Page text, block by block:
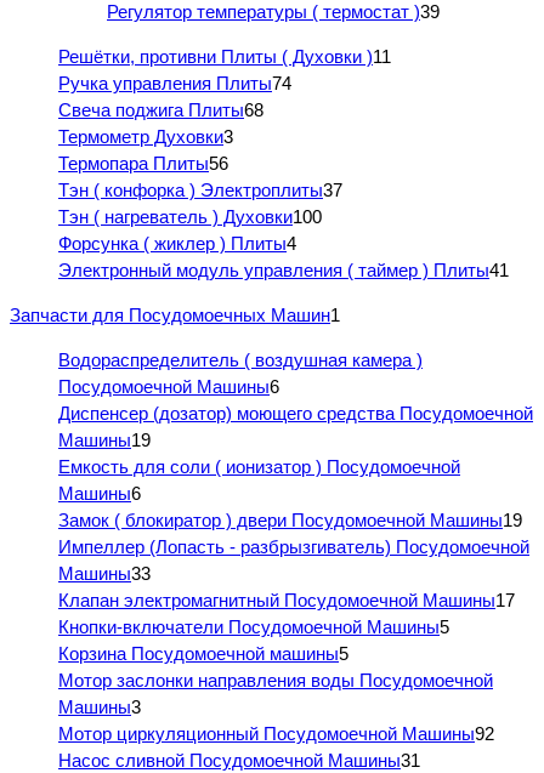
Регулятор температуры ( термостат )39
Решётки, противни Плиты ( Духовки )11
Ручка управления Плиты74
Свеча поджига Плиты68
Термометр Духовки3
Термопара Плиты56
Тэн ( конфорка ) Электроплиты37
Тэн ( нагреватель ) Духовки100
Форсунка ( жиклер ) Плиты4
Электронный модуль управления ( таймер ) Плиты41
Запчасти для Посудомоечных Машин1
Водораспределитель ( воздушная камера )
Посудомоечной Машины6
Диспенсер (дозатор) моющего средства Посудомоечной
Машины19
Емкость для соли ( ионизатор ) Посудомоечной
Машины6
Замок ( блокиратор ) двери Посудомоечной Машины19
Импеллер (Лопасть - разбрызгиватель) Посудомоечной
Машины33
Клапан электромагнитный Посудомоечной Машины17
Кнопки-включатели Посудомоечной Машины5
Корзина Посудомоечной машины5
Мотор заслонки направления воды Посудомоечной
Машины3
Мотор циркуляционный Посудомоечной Машины92
Насос сливной Посудомоечной Машины31